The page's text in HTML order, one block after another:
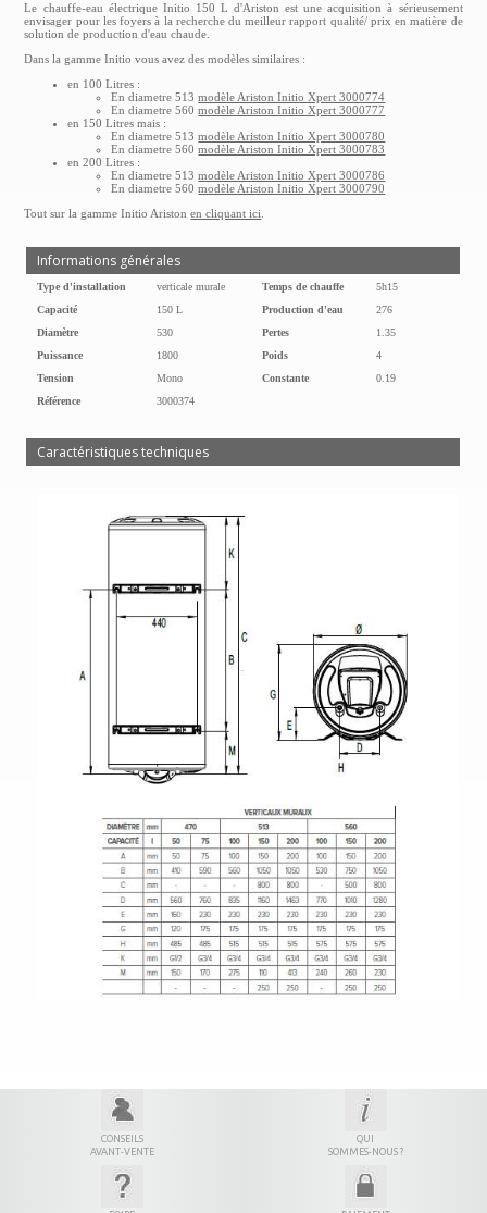
Le chauffe-eau électrique Initio 150 L d'Ariston est une acquisition à sérieusement
envisager pour les foyers à la recherche du meilleur rapport qualité/ prix en matière de
solution de production d'eau chaude.
Dans la gamme Initio vous avez des modèles similaires :
en 100 Litres :
En diametre 513modèle Ariston Initio Xpert 3000774
En diametre 560modèle Ariston Initio Xpert 3000777
en 150 Litres mais :
En diametre 513modèle Ariston Initio Xpert 3000780
En diametre 560modèle Ariston Initio Xpert 3000783
en 200 Litres :
En diametre 513modèle Ariston Initio Xpert 3000786
En diametre 560modèle Ariston Initio Xpert 3000790
Tout sur la gamme Initio Aristonen cliquant ici
Informations générales
Type d'installation verticale murale Temps de chauffe
5h15
Capacité
150 L Production d'eau
276
Diamètre
530 Pertes
1.35
Puissance
1800 Poids
4
Tension
Mono Constante
0.19
Référence
3000374
Caractéristiques techniques
CONSEILS
AVANT-VENTE
QUI
SOMMES-NOUS ?